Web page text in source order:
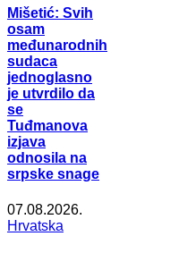
Mišetić: Svih
osam
međunarodnih
sudaca
jednoglasno
je utvrdilo da
se
Tuđmanova
izjava
odnosila na
srpske snage
07.08.2026.
Hrvatska